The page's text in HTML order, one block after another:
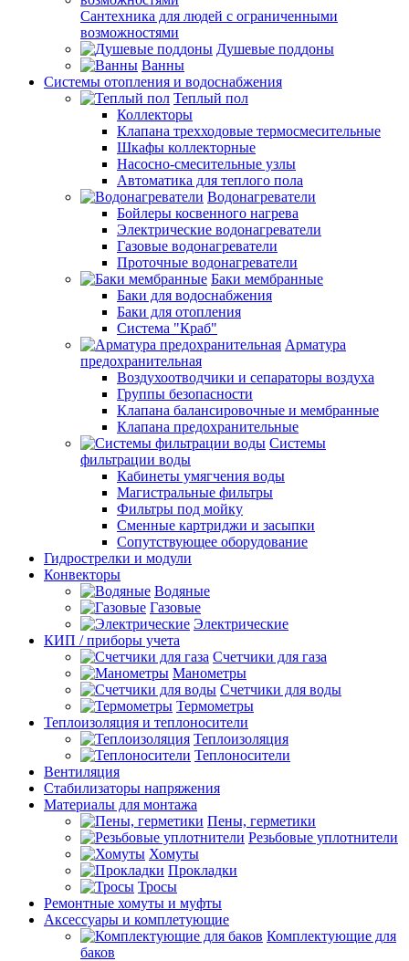
Сантехника для людей с ограниченными
возможностями
Душевые поддоны
Ванны
Системы отопления и водоснабжения
Теплый пол
Коллекторы
Клапана трехходовые термосмесительные
Шкафы коллекторные
Насосно-смесительные узлы
Автоматика для теплого пола
Водонагреватели
Бойлеры косвенного нагрева
Электрические водонагреватели
Газовые водонагреватели
Проточные водонагреватели
Баки мембранные
Баки для водоснабжения
Баки для отопления
Система "Краб"
Арматура
предохранительная
Воздухоотводчики и сепараторы воздуха
Группы безопасности
Клапана балансировочные и мембранные
Клапана предохранительные
Системы
фильтрации воды
Кабинеты умягчения воды
Магистральные фильтры
Фильтры под мойку
Сменные картриджи и засыпки
Сопутствующее оборудование
Гидрострелки и модули
Конвекторы
Водяные
Газовые
Электрические
КИП / приборы учета
Счетчики для газа
Манометры
Счетчики для воды
Термометры
Теплоизоляция и теплоносители
Теплоизоляция
Теплоносители
Вентиляция
Стабилизаторы напряжения
Материалы для монтажа
Пены, герметики
Резьбовые уплотнители
Хомуты
Прокладки
Тросы
Ремонтные хомуты и муфты
Аксессуары и комплетующие
Комплектующие для
баков